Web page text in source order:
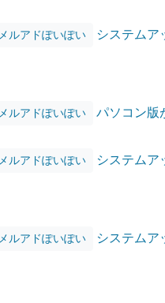
メルアドぽいぽい
システムア
メルアドぽいぽい
パソコン版
メルアドぽいぽい
システムア
メルアドぽいぽい
システムア